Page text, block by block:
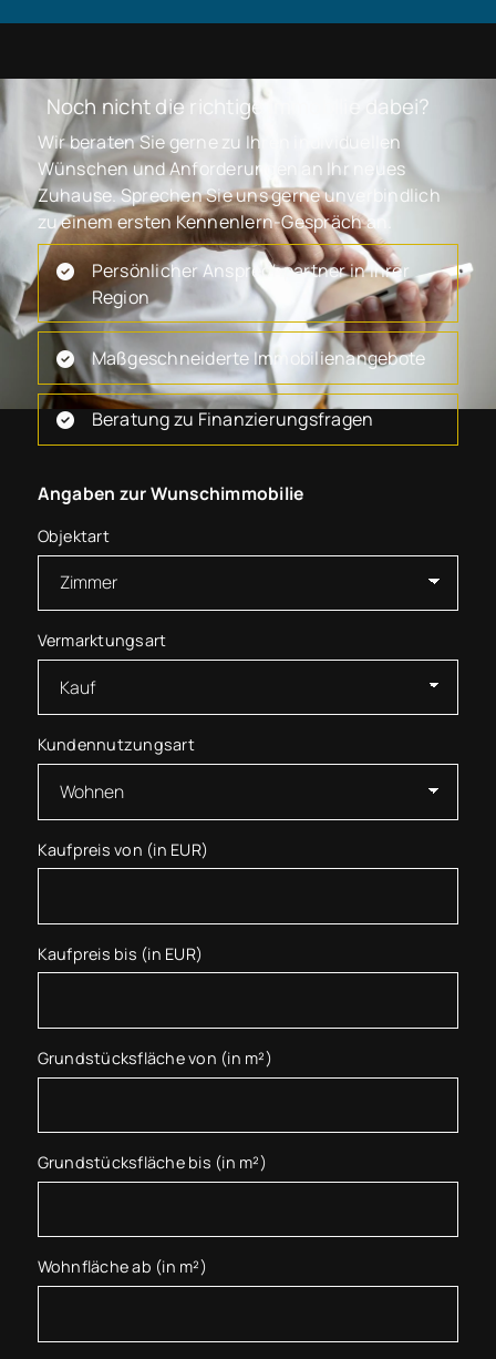
Noch nicht die richtige Immobilie dabei?
Wir beraten Sie gerne zu Ihren individuellen
Wünschen und Anforderungen an Ihr neues
Zuhause. Sprechen Sie uns gerne unverbindlich
zu einem ersten Kennenlern-Gespräch an.
Persönlicher Ansprechpartner in Ihrer
Region
Maßgeschneiderte Immobilienangebote
Beratung zu Finanzierungsfragen
Angaben zur Wunschimmobilie
Objektart
Vermarktungsart
Kundennutzungsart
Kaufpreis von (in EUR)
Kaufpreis bis (in EUR)
Grundstücksfläche von (in m²)
Grundstücksfläche bis (in m²)
Wohnfläche ab (in m²)